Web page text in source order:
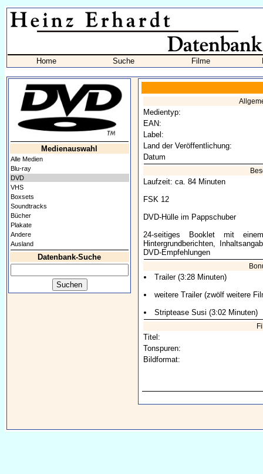
Home Suche Filme
Medienauswahl
Alle Medien
Blu-ray
DVD
VHS
Boxsets
Soundtracks
Bücher
Plakate
Andere
Ausland
Datenbank-Suche
Medientyp:
EAN:
Label:
Land der Veröffentlichung:
Datum
Laufzeit: ca. 84 Minuten
FSK 12
DVD-Hülle im Pappschuber
24-seitiges Booklet mit
Hintergrundberichten,
DVD-Empfehlungen
Trailer (3:28 Minuten)
weitere Trailer (zwölf weitere
Striptease Susi (3:02 Minuten)
Titel:
Tonspuren:
Bildformat: